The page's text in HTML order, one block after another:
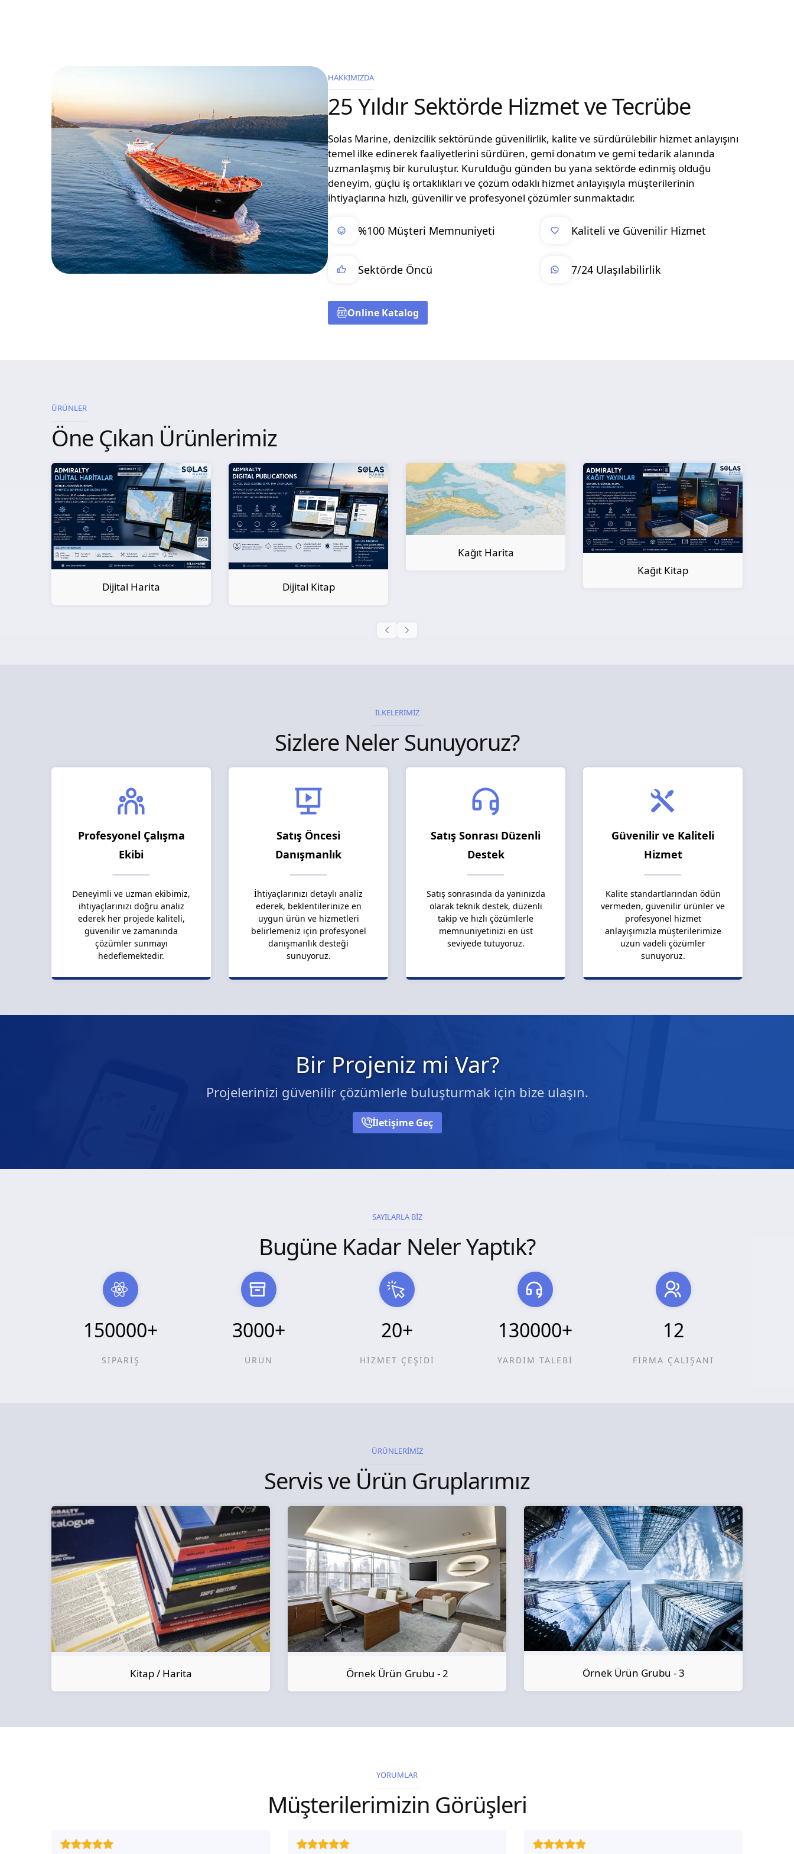
HAKKIMIZDA
25 Yıldır Sektörde Hizmet ve Tecrübe
Solas Marine, denizcilik sektöründe güvenilirlik, kalite ve sürdürülebilir hizmet anlayışını
temel ilke edinerek faaliyetlerini sürdüren, gemi donatım ve gemi tedarik alanında
uzmanlaşmış bir kuruluştur. Kurulduğu günden bu yana sektörde edinmiş olduğu
deneyim, güçlü iş ortaklıkları ve çözüm odaklı hizmet anlayışıyla müşterilerinin
ihtiyaçlarına hızlı, güvenilir ve profesyonel çözümler sunmaktadır.
%100 Müşteri Memnuniyeti Kaliteli ve Güvenilir Hizmet
Sektörde Öncü 7/24 Ulaşılabilirlik
Online Katalog
ÜRÜNLER
Öne Çıkan Ürünlerimiz
Kağıt Harita
İLKELERİMİZ
Sizlere Neler Sunuyoruz?
Profesyonel Çalışma
Ekibi
Deneyimli ve uzman ekibimiz,
ihtiyaçlarınızı doğru analiz
ederek her projede kaliteli,
güvenilir ve zamanında
çözümler sunmayı
hedeflemektedir.
Satış Öncesi
Danışmanlık
İhtiyaçlarınızı detaylı analiz
ederek, beklentilerinize en
uygun ürün ve hizmetleri
belirlemeniz için profesyonel
danışmanlık desteği
sunuyoruz.
Satış Sonrası Düzenli
Destek
Satış sonrasında da yanınızda
olarak teknik destek, düzenli
takip ve hızlı çözümlerle
memnuniyetinizi en üst
seviyede tutuyoruz.
Güvenilir ve Kaliteli
Hizmet
Kalite standartlarından ödün
vermeden, güvenilir ürünler ve
profesyonel hizmet
anlayışımızla müşterilerimize
uzun vadeli çözümler
sunuyoruz.
Bir Projeniz mi Var?
Projelerinizi güvenilir çözümlerle buluşturmak için bize ulaşın.
İletişime Geç
SAYILARLA BİZ
Bugüne Kadar Neler Yaptık?
150000+
SİPARİŞ
3000+
ÜRÜN
20+
HİZMET ÇEŞİDİ
130000+
YARDIM TALEBİ
12
FİRMA ÇALIŞANI
ÜRÜNLERİMİZ
Servis ve Ürün Gruplarımız
Kitap / Harita Örnek Ürün Grubu - 2 Örnek Ürün Grubu - 3
YORUMLAR
Müşterilerimizin Görüşleri